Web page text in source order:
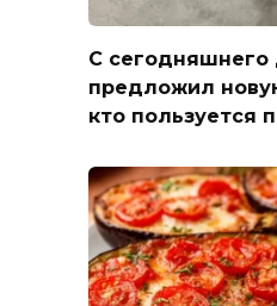
С сегодняшнего
предложил
кто пользуется